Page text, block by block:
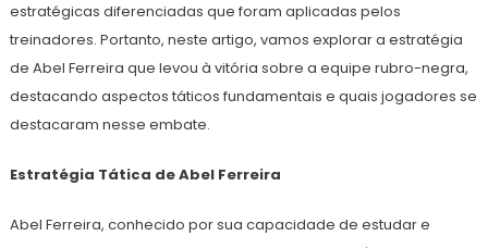
estratégicas diferenciadas que foram aplicadas pelos
treinadores. Portanto, neste artigo, vamos explorar a estratégia
de Abel Ferreira que levou à vitória sobre a equipe rubro-negra,
destacando aspectos táticos fundamentais e quais jogadores se
destacaram nesse embate.
Estratégia Tática de Abel Ferreira
Abel Ferreira, conhecido por sua capacidade de estudar e